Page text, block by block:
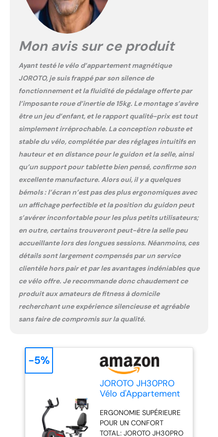
presque silencieux avec
notre vélo magnétique
magnétique 16 niveaux et
d'une transmission par
courroie pour un
fonctionnement ultra-
silencieux (<15dB). Le
volant d'inertie de 7.3
lbs/3.3 kg assure une
puissance constante et
un mouvement fluide à
toutes intensités – du
cardio léger à
l'entraînement intense –
idéal pour un exercice
domestique paisible et
adaptable. CAPACITÉ
INÉBRANLABLE DE 136KG:
Conçue avec un acier
renforcé premium et un
cadre ultra-résistant,
cette vélo d'appartement
allongée offre une solidité
exceptionnelle et une
stabilité robuste,
supportant des
utilisateurs jusqu'à 300
construction rigoureuse
entraînements intenses,
assurant fiabilité durable
et confort constant pour
votre routine de fitness.
POSITIONS SANS OUTIL:
Conçu pour le fitness à
Mon avis sur ce produit
Ayant testé le vélo d’appartement magnétique
JOROTO, je suis frappé par son silence de
fonctionnement et la fluidité de pédalage offerte par
l’imposante roue d’inertie de 15kg. Le montage s’avère
être un jeu d’enfant, et le rapport qualité-prix est tout
simplement irréprochable. La conception robuste et
stable du vélo, complétée par des réglages intuitifs en
hauteur et en distance pour le guidon et la selle, ainsi
qu’un support pour tablette bien pensé, confirme son
excellente manufacture. Alors oui, il y a quelques
bémols : l’écran n’est pas des plus ergonomiques avec
un affichage perfectible et la position du guidon peut
s’avérer inconfortable pour les plus petits utilisateurs;
en outre, certains trouveront peut-être la selle peu
accueillante lors des longues sessions. Néanmoins, ces
détails sont largement compensés par un service
clientèle hors pair et par les avantages indéniables que
ce vélo offre. Je recommande donc chaudement ce
produit aux amateurs de fitness à domicile
recherchant une expérience silencieuse et agréable
sans faire de compromis sur la qualité.
JOROTO JH30PRO
Vélo d'Appartement
Vélo Magnétique
Bluetooth
ERGONOMIE SUPÉRIEURE
POUR UN CONFORT
TOTAL: JOROTO JH30PRO
-5%